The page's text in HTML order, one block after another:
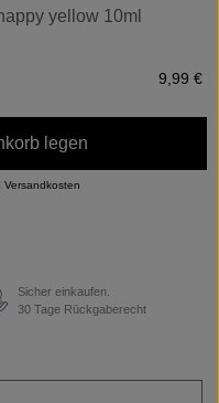
yellow 10ml
9,99 €
legen
Versandkosten
Sicher einkaufen.
30 Tage Rückgaberecht